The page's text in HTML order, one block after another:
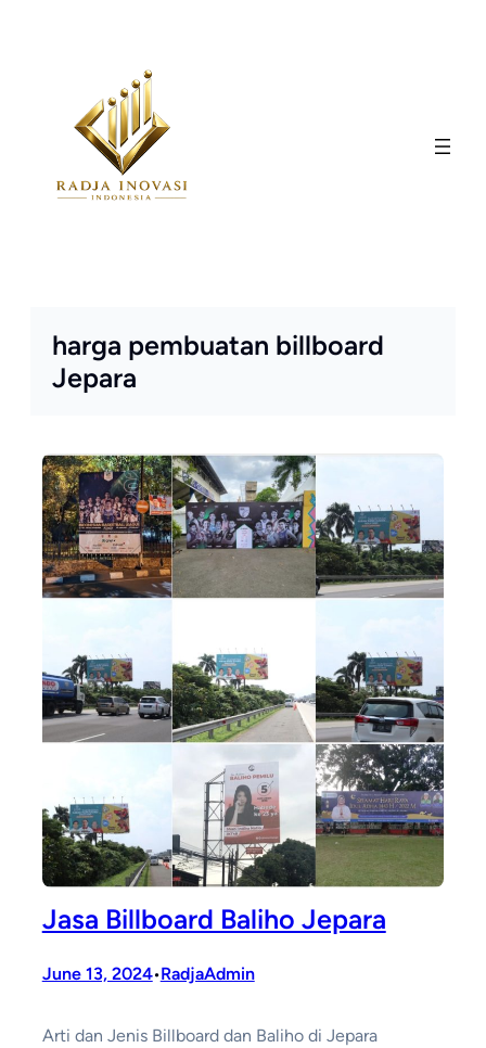
harga pembuatan billboard
Jepara
Jasa Billboard Baliho Jepara
June 13, 2024•RadjaAdmin
Arti dan Jenis Billboard dan Baliho di Jepara